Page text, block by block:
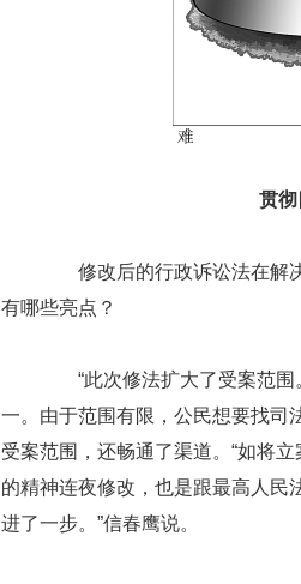
贯
修改后的行政诉讼法在解决
有哪些亮点？
“此次修法扩大了受案范围
一。由于范围有限，公民想要找司
受案范围，还畅通了渠道。“如将
的精神连夜修改，也是跟最高人民
进了一步。”信春鹰说。